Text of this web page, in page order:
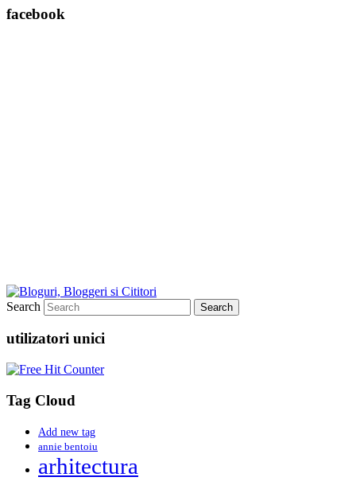
facebook
Search
utilizatori unici
Tag Cloud
Add new tag
annie bentoiu
arhitectura